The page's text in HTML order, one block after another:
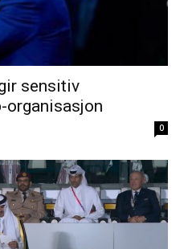
sensitiv
organisasjon
0